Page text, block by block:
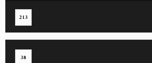
213
38